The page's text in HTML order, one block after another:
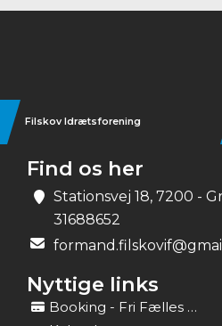
Filskov Idrætsforening
Find os her
Stationsvej 18, 7200 -
31688652
Nyttige links
Booking - Fri Fælles Idræt